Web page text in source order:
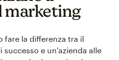
marketing
fare la differenza tra il
e un'azienda alle